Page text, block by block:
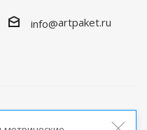
info@artpaket.ru